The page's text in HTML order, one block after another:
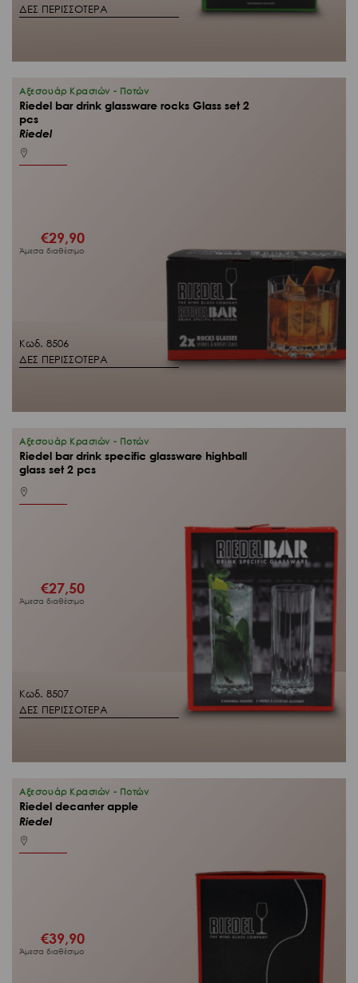
ΔΕΣ ΠΕΡΙΣΣΟΤΕΡΑ
Κωδ. 8506
ΔΕΣ ΠΕΡΙΣΣΟΤΕΡΑ
Αξεσουάρ Κρασιών - Ποτών
Riedel bar drink glassware rocks Glass set 2
pcs
Riedel
€29,90
Άμεσα διαθέσιμο
Κωδ. 8507
ΔΕΣ ΠΕΡΙΣΣΟΤΕΡΑ
Αξεσουάρ Κρασιών - Ποτών
Riedel bar drink specific glassware highball
glass set 2 pcs
€27,50
Άμεσα διαθέσιμο
Αξεσουάρ Κρασιών - Ποτών
Riedel decanter apple
Riedel
€39,90
Άμεσα διαθέσιμο